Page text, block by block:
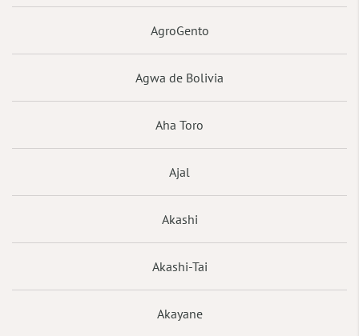
AgroGento
Agwa de Bolivia
Aha Toro
Ajal
Akashi
Akashi-Tai
Akayane